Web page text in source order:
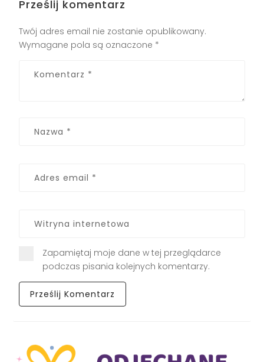
Prześlij komentarz
Twój adres email nie zostanie opublikowany.
Wymagane pola są oznaczone *
Zapamiętaj moje dane w tej przeglądarce
podczas pisania kolejnych komentarzy.